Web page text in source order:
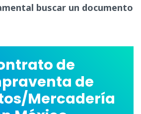
buscar un documento
de
de
Mercadería